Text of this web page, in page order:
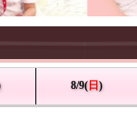
8/9(日)